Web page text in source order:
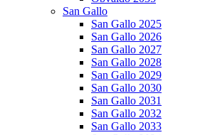
San Gallo
San Gallo 2025
San Gallo 2026
San Gallo 2027
San Gallo 2028
San Gallo 2029
San Gallo 2030
San Gallo 2031
San Gallo 2032
San Gallo 2033